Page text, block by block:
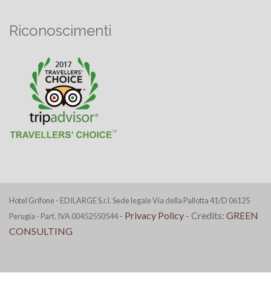
Riconoscimenti
Hotel Grifone - EDILARGE S.r.l. Sede legale Via della Pallotta 41/D 06125
Perugia - Part. IVA 00452550544- Privacy Policy - Credits: GREEN
CONSULTING